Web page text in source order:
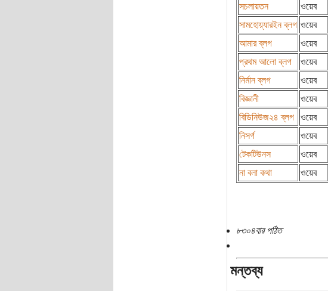
সচলায়তন
ওয়েব
সামহোয়্যারইন ব্লগ ওয়েব
আমার ব্লগ
ওয়েব
প্রথম আলো ব্লগ
ওয়েব
নির্মান ব্লগ
ওয়েব
বিজ্ঞানী
ওয়েব
বিডিনিউজ২৪ ব্লগ
ওয়েব
নিসর্গ
ওয়েব
টেকটিউনস
ওয়েব
না বলা কথা
ওয়েব
৮৩০৪বার পঠিত
মন্তব্য